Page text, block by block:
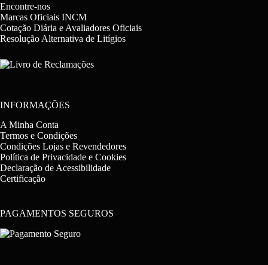
Encontre-nos
Marcas Oficiais INCM
Cotação Diária e Avaliadores Oficiais
Resolução Alternativa de Litígios
INFORMAÇÕES
A Minha Conta
Termos e Condições
Condições Lojas e Revendedores
Política de Privacidade e Cookies
Declaração de Acessibilidade
Certificação
PAGAMENTOS SEGUROS